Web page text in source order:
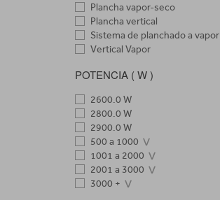
Plancha vapor-seco
Plancha vertical
Sistema de planchado a vapor
Vertical Vapor
POTENCIA ( W )
2600.0 W
2800.0 W
2900.0 W
500 a 1000
1001 a 2000
2001 a 3000
3000 +